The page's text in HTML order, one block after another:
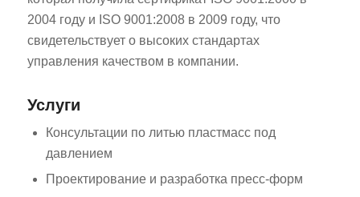
2004 году и ISO 9001:2008 в 2009 году, что
свидетельствует о высоких стандартах
управления качеством в компании.
Услуги
Консультации по литью пластмасс под
давлением
Проектирование и разработка пресс-форм